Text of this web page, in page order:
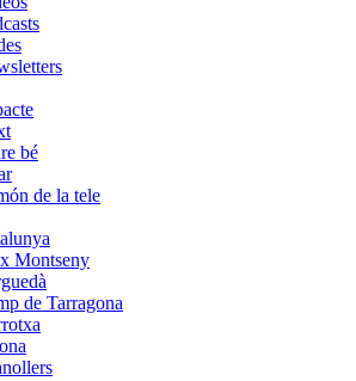
bé
de la tele
Montseny
de Tarragona